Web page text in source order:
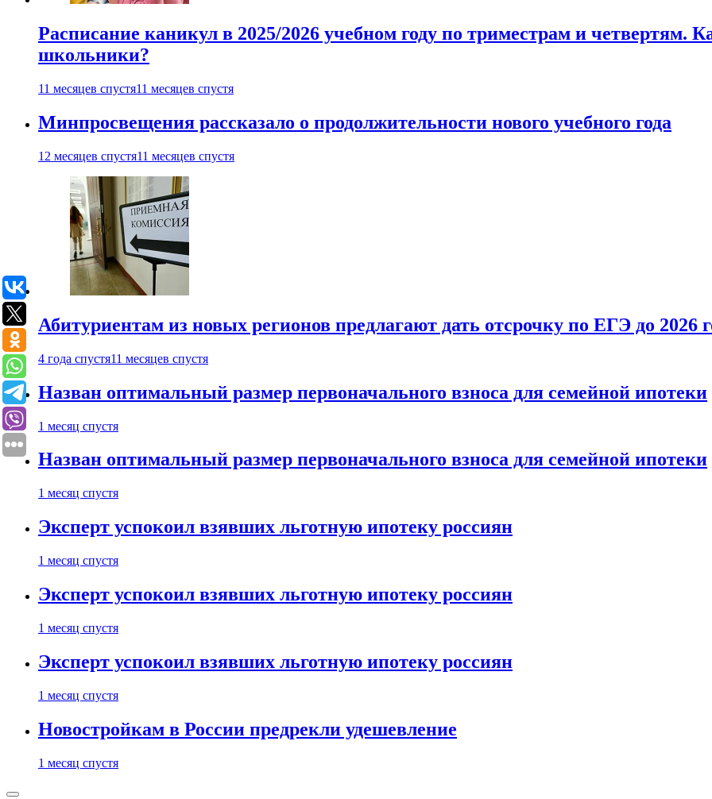
Расписание каникул в 2025/2026 учебном году по триместрам и четвертям.
школьники?
11 месяцев спустя11 месяцев спустя
Минпросвещения рассказало о продолжительности нового учебного года
12 месяцев спустя11 месяцев спустя
Абитуриентам из новых регионов предлагают дать отсрочку по ЕГЭ до 2026
4 года спустя11 месяцев спустя
Назван оптимальный размер первоначального взноса для семейной ипотеки
1 месяц спустя
Назван оптимальный размер первоначального взноса для семейной ипотеки
1 месяц спустя
Эксперт успокоил взявших льготную ипотеку россиян
1 месяц спустя
Эксперт успокоил взявших льготную ипотеку россиян
1 месяц спустя
Эксперт успокоил взявших льготную ипотеку россиян
1 месяц спустя
Новостройкам в России предрекли удешевление
1 месяц спустя